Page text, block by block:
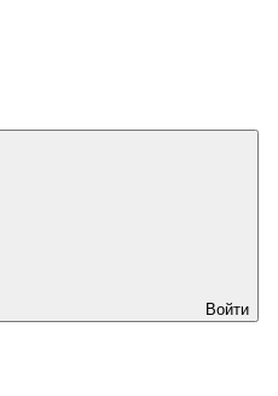
Войти